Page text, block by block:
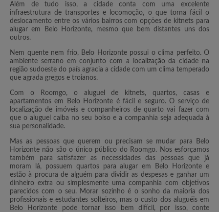
Além de tudo isso, a cidade conta com uma excelente
infraestrutura de transportes e locomoção, o que torna fácil o
deslocamento entre os vários bairros com opções de kitnets para
alugar em Belo Horizonte, mesmo que bem distantes uns dos
outros.
Nem quente nem frio, Belo Horizonte possui o clima perfeito. O
ambiente serrano em conjunto com a localização da cidade na
região sudoeste do país agracia a cidade com um clima temperado
que agrada gregos e troianos.
Com o Roomgo, o aluguel de kitnets, quartos, casas e
apartamentos em Belo Horizonte é fácil e seguro. O serviço de
localização de imóveis e companheiros de quarto vai fazer com
que o aluguel caiba no seu bolso e a companhia seja adequada à
sua personalidade.
Mas as pessoas que querem ou precisam se mudar para Belo
Horizonte não são o único público do Roomgo. Nos esforçamos
também para satisfazer as necessidades das pessoas que já
moram lá, possuem quartos para alugar em Belo Horizonte e
estão à procura de alguém para dividir as despesas e ganhar um
dinheiro extra ou simplesmente uma companhia com objetivos
parecidos com o seu. Morar sozinho é o sonho da maioria dos
profissionais e estudantes solteiros, mas o custo dos aluguéis em
Belo Horizonte pode tornar isso bem difícil, por isso, conte